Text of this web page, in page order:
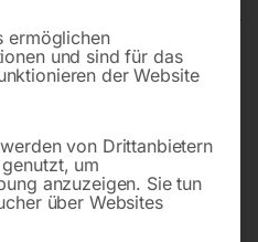
Gruppen, für die eine
ermöglichen
und sind für das
der Website
von Drittanbietern
um
anzuzeigen. Sie tun
über Websites